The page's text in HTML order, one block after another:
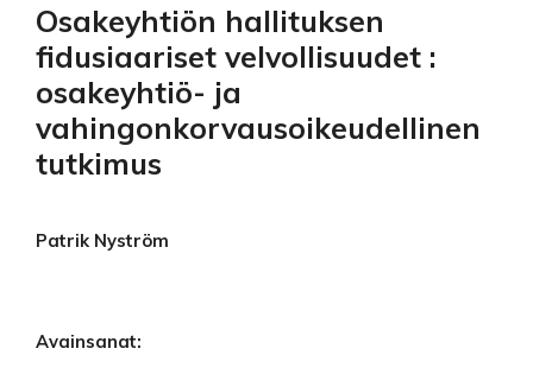
Osakeyhtiön hallituksen
fidusiaariset velvollisuudet :
osakeyhtiö- ja
vahingonkorvausoikeudellinen
tutkimus
Patrik Nyström
Avainsanat: